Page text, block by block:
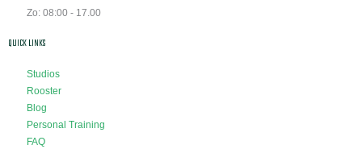
Zo: 08:00 - 17.00
QUICK LINKS
Studios
Rooster
Blog
Personal Training
FAQ